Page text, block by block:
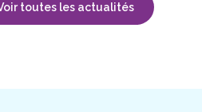
toutes les actualités